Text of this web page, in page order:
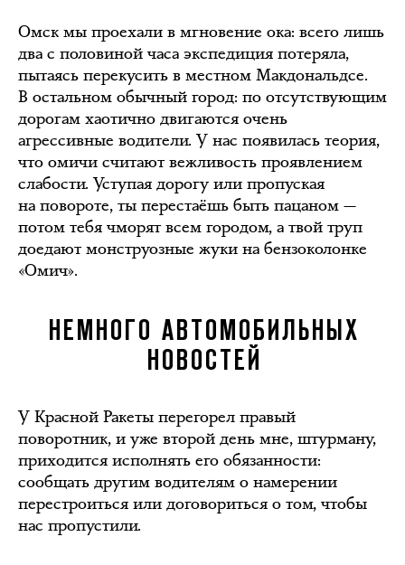
Омск мы проехали в мгновение ока: всего лишь
два с половиной часа экспедиция потеряла,
пытаясь перекусить в местном Макдональдсе.
В остальном обычный город: по отсутствующим
дорогам хаотично двигаются очень
агрессивные водители. У нас появилась теория,
что омичи считают вежливость проявлением
слабости. Уступая дорогу или пропуская
на повороте, ты перестаёшь быть пацаном —
потом тебя чморят всем городом, а твой труп
доедают монструозные жуки на бензоколонке
«Омич».
НЕМНОГО АВТОМОБИЛЬНЫХ
НОВОСТЕЙ
У Красной Ракеты перегорел правый
поворотник, и уже второй день мне, штурману,
приходится исполнять его обязанности:
сообщать другим водителям о намерении
перестроиться или договориться о том, чтобы
нас пропустили.